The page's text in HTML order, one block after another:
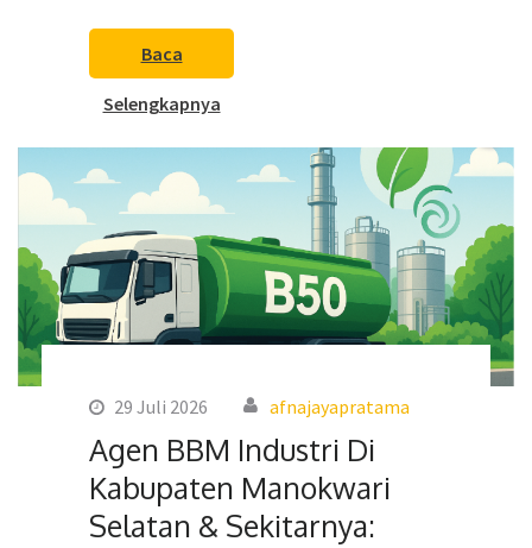
Baca
Selengkapnya
29 Juli 2026 afnajayapratama
Agen BBM Industri Di
Kabupaten Manokwari
Selatan & Sekitarnya: